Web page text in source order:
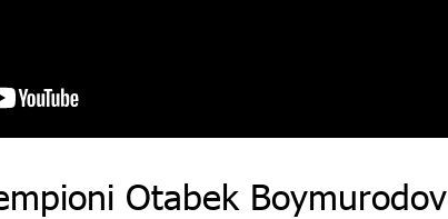
Otabek Boymurodov